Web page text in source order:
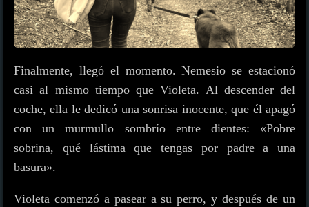
Finalmente, llegó el momento. Nemesio se estacionó
casi al mismo tiempo que Violeta. Al descender del
coche, ella le dedicó una sonrisa inocente, que él apagó
con un murmullo sombrío entre dientes: «Pobre
sobrina, qué lástima que tengas por padre a una
basura».
Violeta comenzó a pasear a su perro, y después de un